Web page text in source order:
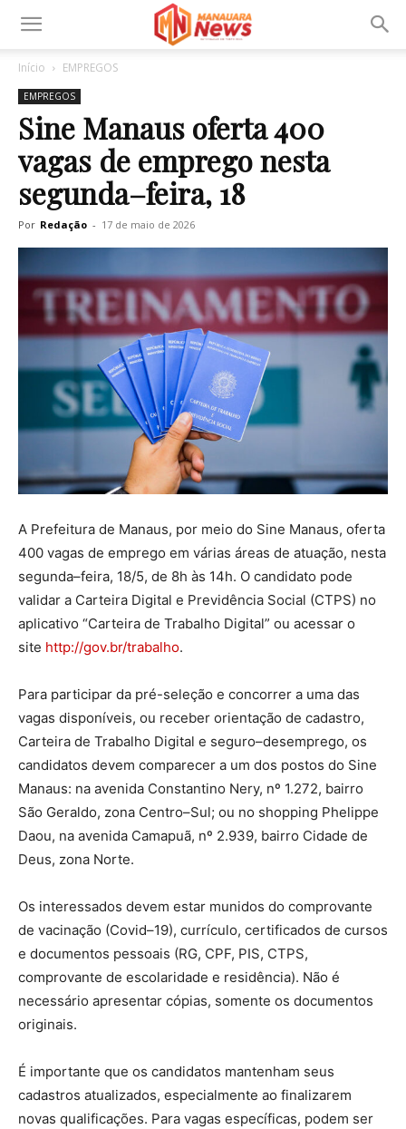
Início EMPREGOS
EMPREGOS
Sine Manaus oferta 400
vagas de emprego nesta
segunda–feira, 18
Por Redação - 17 de maio de 2026
A Prefeitura de Manaus, por meio do Sine Manaus, oferta
400 vagas de emprego em várias áreas de atuação, nesta
segunda–feira, 18/5, de 8h às 14h. O candidato pode
validar a Carteira Digital e Previdência Social (CTPS) no
aplicativo “Carteira de Trabalho Digital” ou acessar o
site http://gov.br/trabalho.
Para participar da pré-seleção e concorrer a uma das
vagas disponíveis, ou receber orientação de cadastro,
Carteira de Trabalho Digital e seguro–desemprego, os
candidatos devem comparecer a um dos postos do Sine
Manaus: na avenida Constantino Nery, nº 1.272, bairro
São Geraldo, zona Centro–Sul; ou no shopping Phelippe
Daou, na avenida Camapuã, nº 2.939, bairro Cidade de
Deus, zona Norte.
Os interessados devem estar munidos do comprovante
de vacinação (Covid–19), currículo, certificados de cursos
e documentos pessoais (RG, CPF, PIS, CTPS,
comprovante de escolaridade e residência). Não é
necessário apresentar cópias, somente os documentos
originais.
É importante que os candidatos mantenham seus
cadastros atualizados, especialmente ao finalizarem
novas qualificações. Para vagas específicas, podem ser